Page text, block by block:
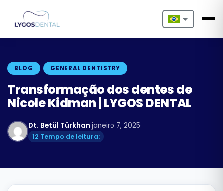
Nederlands
Français
Deutsch
BLOG GENERAL DENTISTRY
Transformação dos dentes de
Nicole Kidman | LYGOS DENTAL
Dt. Betül Türkhan·janeiro 7, 2025·
12 Tempo de leitura: